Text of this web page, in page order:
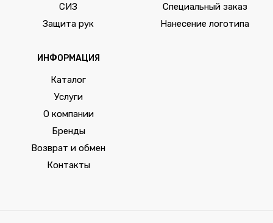
СИЗ
Защита рук
Специальный заказ
Нанесение логотипа
ИНФОРМАЦИЯ
Каталог
Услуги
О компании
Бренды
Возврат и обмен
Контакты